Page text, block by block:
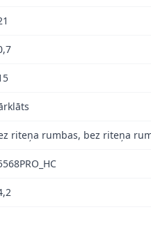
riteņa rumbas, bez riteņa